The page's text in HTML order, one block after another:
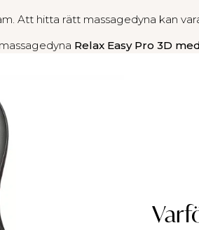
Att hitta rätt massagedyna kan
Relax Easy Pro 3D